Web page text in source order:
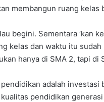
membangun ruang kelas
begini. Sementara ‘kan
kelas dan waktu itu
hanya di SMA 2, tapi di
adalah investasi
pendidikan generasi